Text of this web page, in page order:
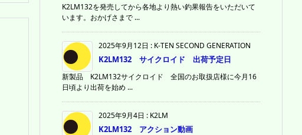
K2LM132を発売してから各地より熱い釣果報告をいただいて
います。おかげさまで ...
2025年9月12日 : K-TEN SECOND GENERATION
K2LM132 サイクロイド 出荷予定日
新製品 K2LM132サイクロイド 全国のお取扱店様に今月16
日頃より出荷を始め ...
2025年9月4日 : K2LM
K2LM132 アクション動画